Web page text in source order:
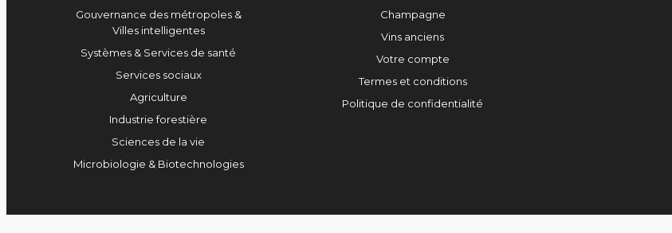
Gouvernance des métropoles &
Villes intelligentes
Systèmes & Services de santé
Services sociaux
Agriculture
Industrie forestière
Sciences de la vie
Microbiologie & Biotechnologies
Champagne
Vins anciens
Votre compte
Termes et conditions
Politique de confidentialité